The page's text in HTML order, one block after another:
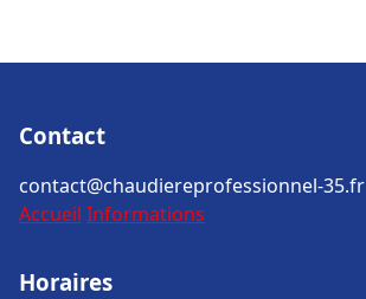
Contact
contact@chaudiereprofessionnel-35.fr
Accueil Informations
Horaires